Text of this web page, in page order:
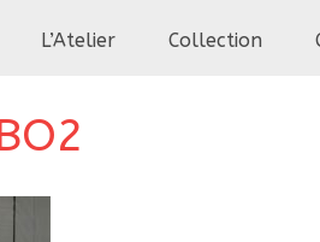
L’Atelier Collection